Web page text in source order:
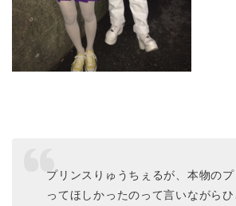
プリンスりゅうちぇるが、本物の
ってほしかったのって言いながら